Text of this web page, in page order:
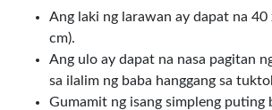
Ang laki ng larawan ay dapat na
cm).
Ang ulo ay dapat na nasa pagitan
sa ilalim ng baba hanggang sa
Gumamit ng isang simpleng puting